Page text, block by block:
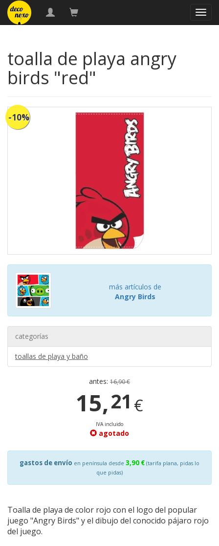
toalla de playa angry
birds "red"
-10%
más artículos de
Angry Birds
categorías
toallas de playa y baño
antes: 16,90 €
15,21 €
IVA incluido
agotado
gastos de envío en península desde 3,90 € (tarifa plana, pidas lo
que pidas)
Toalla de playa de color rojo con el logo del popular
juego "Angry Birds" y el dibujo del conocido pájaro rojo
del juego.